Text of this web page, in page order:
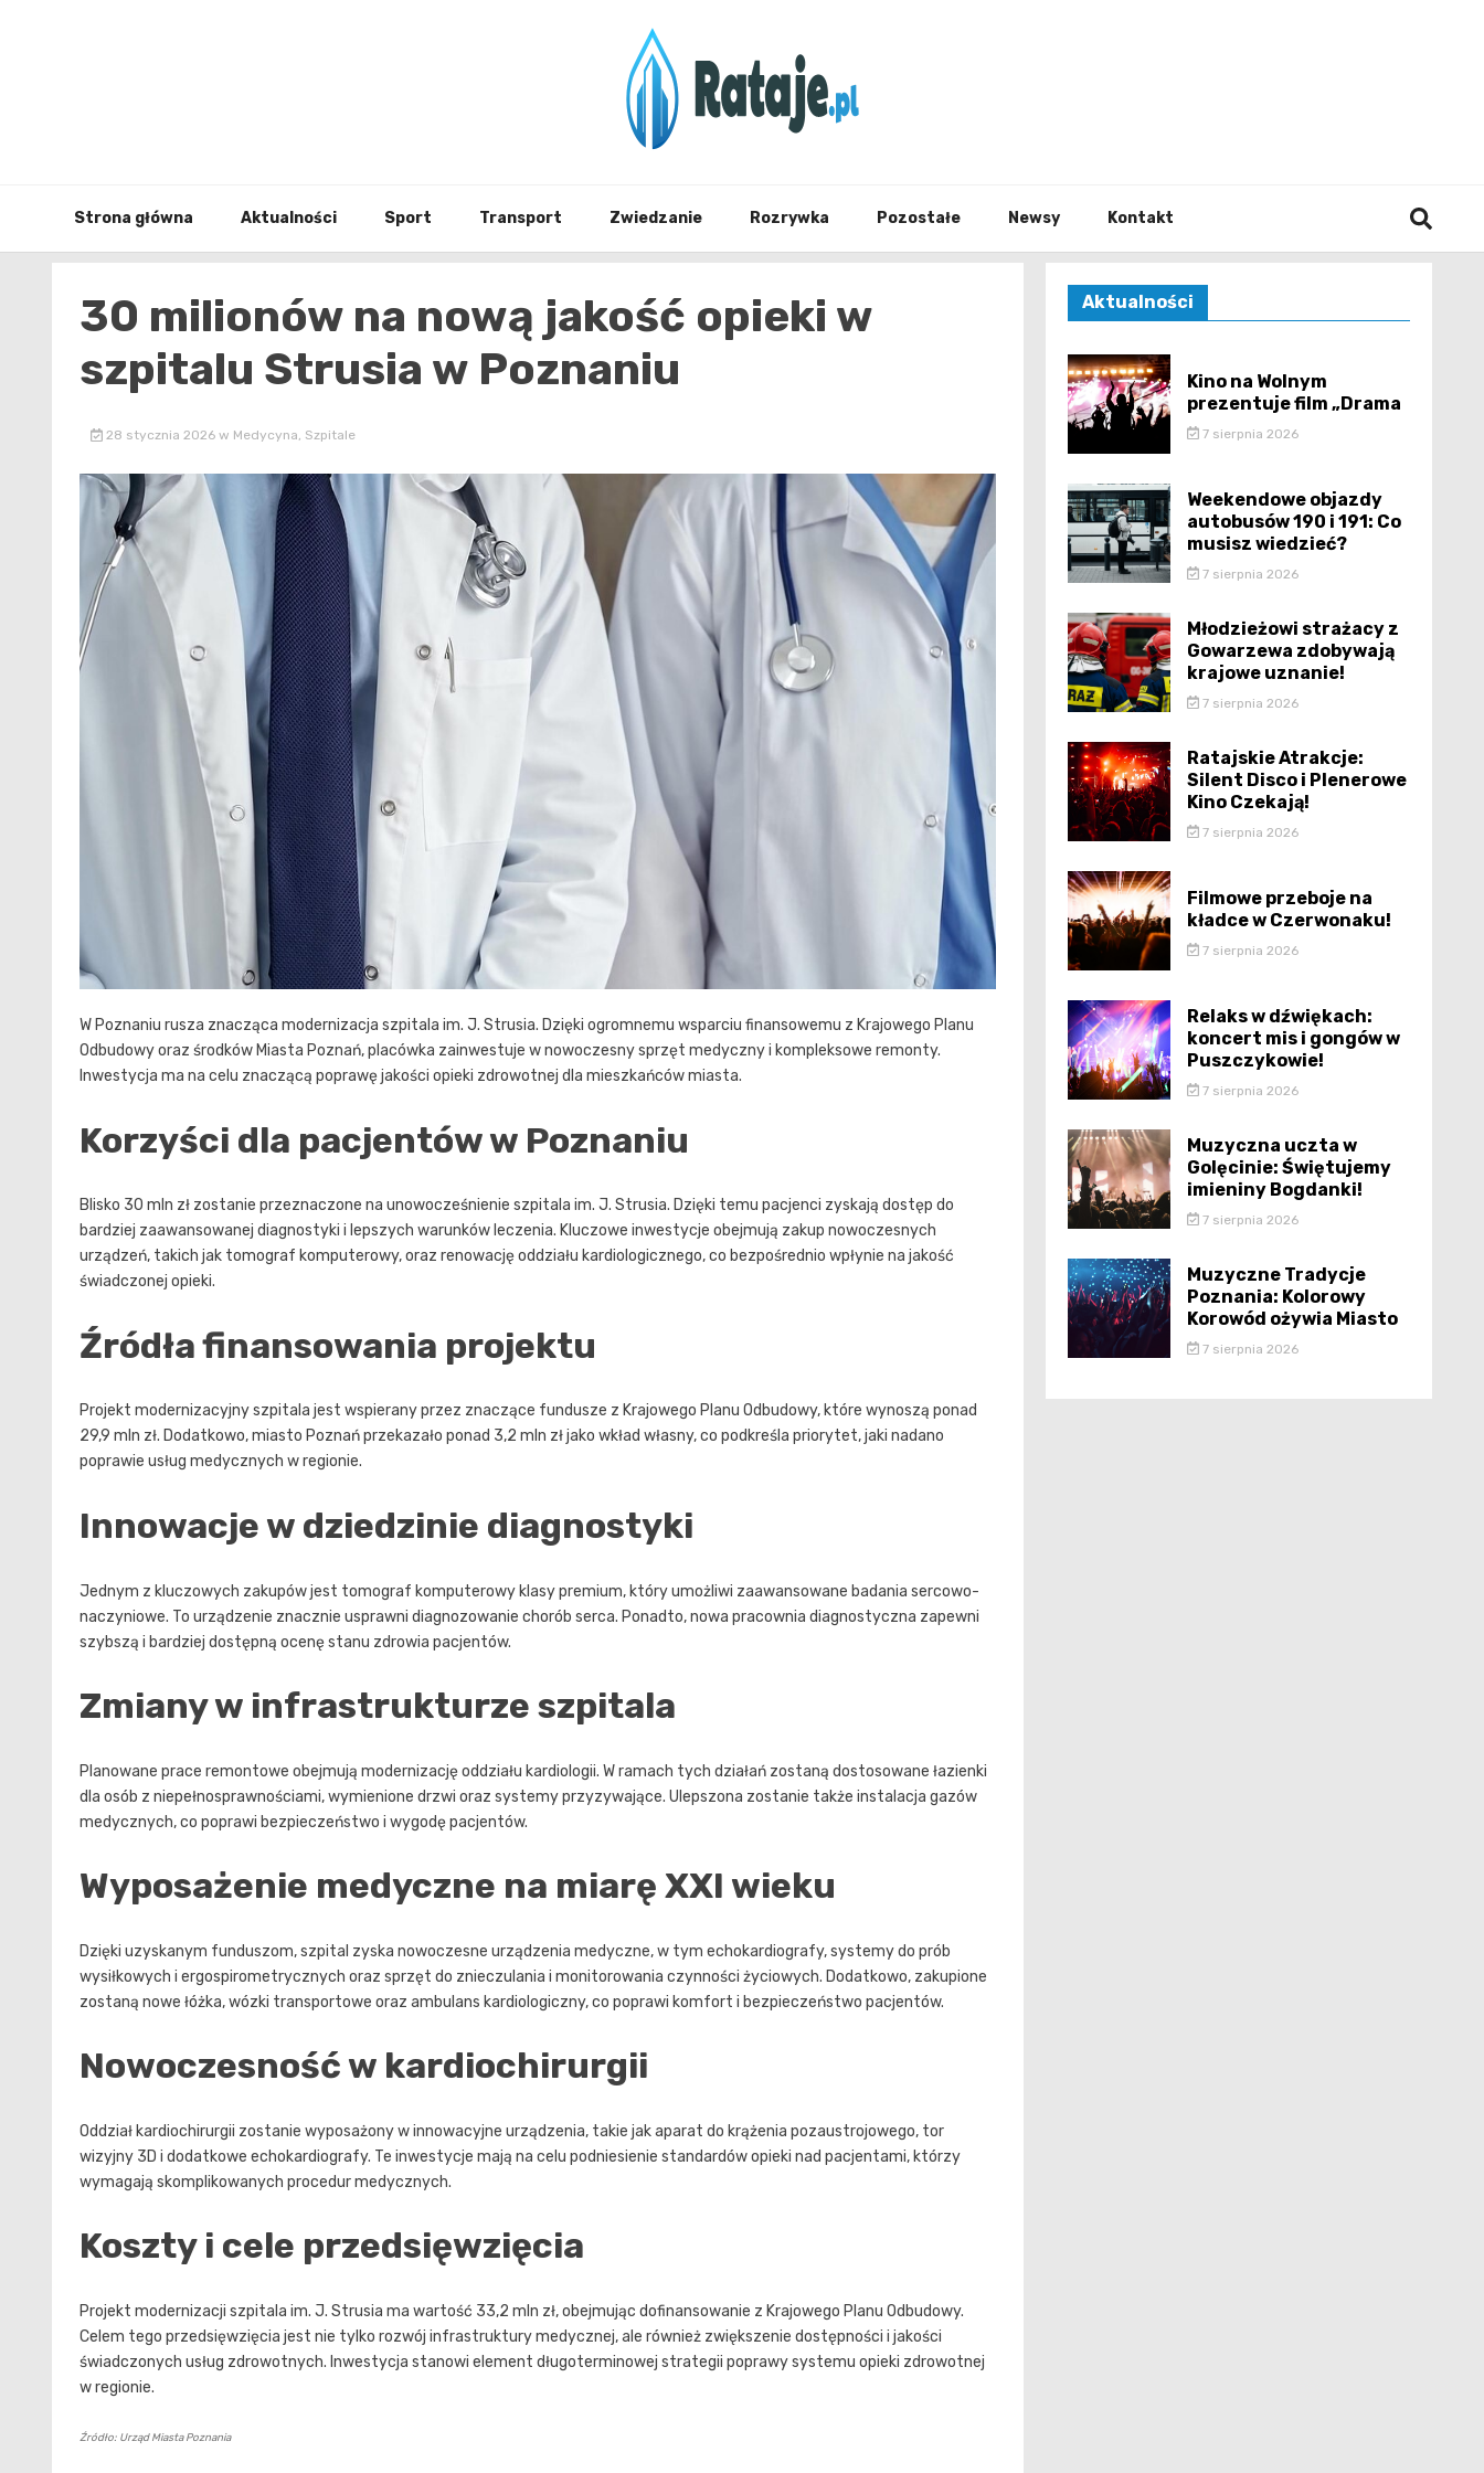
Rataje.pl
Strona główna Aktualności Sport Transport Zwiedzanie Rozrywka Pozostałe Newsy Kontakt
30 milionów na nową jakość opieki w
szpitalu Strusia w Poznaniu
28 stycznia 2026 w Medycyna, Szpitale
W Poznaniu rusza znacząca modernizacja szpitala im. J. Strusia. Dzięki ogromnemu wsparciu finansowemu z Krajowego Planu
Odbudowy oraz środków Miasta Poznań, placówka zainwestuje w nowoczesny sprzęt medyczny i kompleksowe remonty.
Inwestycja ma na celu znaczącą poprawę jakości opieki zdrowotnej dla mieszkańców miasta.
Korzyści dla pacjentów w Poznaniu
Blisko 30 mln zł zostanie przeznaczone na unowocześnienie szpitala im. J. Strusia. Dzięki temu pacjenci zyskają dostęp do
bardziej zaawansowanej diagnostyki i lepszych warunków leczenia. Kluczowe inwestycje obejmują zakup nowoczesnych
urządzeń, takich jak tomograf komputerowy, oraz renowację oddziału kardiologicznego, co bezpośrednio wpłynie na jakość
świadczonej opieki.
Źródła finansowania projektu
Projekt modernizacyjny szpitala jest wspierany przez znaczące fundusze z Krajowego Planu Odbudowy, które wynoszą ponad
29,9 mln zł. Dodatkowo, miasto Poznań przekazało ponad 3,2 mln zł jako wkład własny, co podkreśla priorytet, jaki nadano
poprawie usług medycznych w regionie.
Innowacje w dziedzinie diagnostyki
Jednym z kluczowych zakupów jest tomograf komputerowy klasy premium, który umożliwi zaawansowane badania sercowo-
naczyniowe. To urządzenie znacznie usprawni diagnozowanie chorób serca. Ponadto, nowa pracownia diagnostyczna zapewni
szybszą i bardziej dostępną ocenę stanu zdrowia pacjentów.
Zmiany w infrastrukturze szpitala
Planowane prace remontowe obejmują modernizację oddziału kardiologii. W ramach tych działań zostaną dostosowane łazienki
dla osób z niepełnosprawnościami, wymienione drzwi oraz systemy przyzywające. Ulepszona zostanie także instalacja gazów
medycznych, co poprawi bezpieczeństwo i wygodę pacjentów.
Wyposażenie medyczne na miarę XXI wieku
Dzięki uzyskanym funduszom, szpital zyska nowoczesne urządzenia medyczne, w tym echokardiografy, systemy do prób
wysiłkowych i ergospirometrycznych oraz sprzęt do znieczulania i monitorowania czynności życiowych. Dodatkowo, zakupione
zostaną nowe łóżka, wózki transportowe oraz ambulans kardiologiczny, co poprawi komfort i bezpieczeństwo pacjentów.
Nowoczesność w kardiochirurgii
Oddział kardiochirurgii zostanie wyposażony w innowacyjne urządzenia, takie jak aparat do krążenia pozaustrojowego, tor
wizyjny 3D i dodatkowe echokardiografy. Te inwestycje mają na celu podniesienie standardów opieki nad pacjentami, którzy
wymagają skomplikowanych procedur medycznych.
Koszty i cele przedsięwzięcia
Projekt modernizacji szpitala im. J. Strusia ma wartość 33,2 mln zł, obejmując dofinansowanie z Krajowego Planu Odbudowy.
Celem tego przedsięwzięcia jest nie tylko rozwój infrastruktury medycznej, ale również zwiększenie dostępności i jakości
świadczonych usług zdrowotnych. Inwestycja stanowi element długoterminowej strategii poprawy systemu opieki zdrowotnej
w regionie.
Źródło: Urząd Miasta Poznania
Aktualności
Kino na Wolnym
prezentuje film „Drama
7 sierpnia 2026
Weekendowe objazdy
autobusów 190 i 191: Co
musisz wiedzieć?
7 sierpnia 2026
Młodzieżowi strażacy z
Gowarzewa zdobywają
krajowe uznanie!
7 sierpnia 2026
Ratajskie Atrakcje:
Silent Disco i Plenerowe
Kino Czekają!
7 sierpnia 2026
Filmowe przeboje na
kładce w Czerwonaku!
7 sierpnia 2026
Relaks w dźwiękach:
koncert mis i gongów w
Puszczykowie!
7 sierpnia 2026
Muzyczna uczta w
Golęcinie: Świętujemy
imieniny Bogdanki!
7 sierpnia 2026
Muzyczne Tradycje
Poznania: Kolorowy
Korowód ożywia Miasto
7 sierpnia 2026